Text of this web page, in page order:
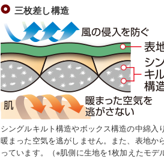
三枚差し構造
シングルキルト構造やボックス構造の中綿入
暖まった空気を逃がしません。また、表地か
っています。（※肌側に生地を1枚加えたモデ